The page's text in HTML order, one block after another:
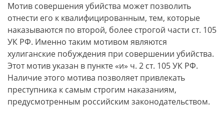
Мотив совершения убийства может позволить
отнести его к квалифицированным, тем, которые
наказываются по второй, более строгой части ст. 105
УК РФ. Именно таким мотивом являются
хулиганские побуждения при совершении убийства.
Этот мотив указан в пункте «и» ч. 2 ст. 105 УК РФ.
Наличие этого мотива позволяет привлекать
преступника к самым строгим наказаниям,
предусмотренным российским законодательством.